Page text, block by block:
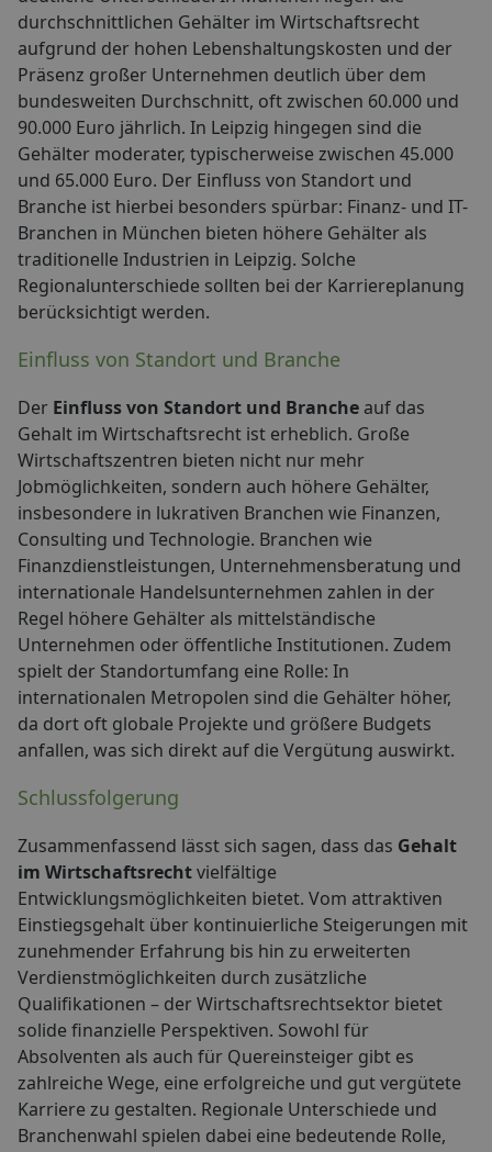
durchschnittlichen Gehälter im Wirtschaftsrecht
aufgrund der hohen Lebenshaltungskosten und der
Präsenz großer Unternehmen deutlich über dem
bundesweiten Durchschnitt, oft zwischen 60.000 und
90.000 Euro jährlich. In Leipzig hingegen sind die
Gehälter moderater, typischerweise zwischen 45.000
und 65.000 Euro. Der Einfluss von Standort und
Branche ist hierbei besonders spürbar: Finanz- und IT-
Branchen in München bieten höhere Gehälter als
traditionelle Industrien in Leipzig. Solche
Regionalunterschiede sollten bei der Karriereplanung
berücksichtigt werden.
Einfluss von Standort und Branche
Der Einfluss von Standort und Brancheauf das
Gehalt im Wirtschaftsrecht ist erheblich. Große
Wirtschaftszentren bieten nicht nur mehr
Jobmöglichkeiten, sondern auch höhere Gehälter,
insbesondere in lukrativen Branchen wie Finanzen,
Consulting und Technologie. Branchen wie
Finanzdienstleistungen, Unternehmensberatung und
internationale Handelsunternehmen zahlen in der
Regel höhere Gehälter als mittelständische
Unternehmen oder öffentliche Institutionen. Zudem
spielt der Standortumfang eine Rolle: In
internationalen Metropolen sind die Gehälter höher,
da dort oft globale Projekte und größere Budgets
anfallen, was sich direkt auf die Vergütung auswirkt.
Schlussfolgerung
Zusammenfassend lässt sich sagen, dass das Gehalt
im Wirtschaftsrechtvielfältige
Entwicklungsmöglichkeiten bietet. Vom attraktiven
Einstiegsgehalt über kontinuierliche Steigerungen mit
zunehmender Erfahrung bis hin zu erweiterten
Verdienstmöglichkeiten durch zusätzliche
Qualifikationen – der Wirtschaftsrechtsektor bietet
solide finanzielle Perspektiven. Sowohl für
Absolventen als auch für Quereinsteiger gibt es
zahlreiche Wege, eine erfolgreiche und gut vergütete
Karriere zu gestalten. Regionale Unterschiede und
Branchenwahl spielen dabei eine bedeutende Rolle,